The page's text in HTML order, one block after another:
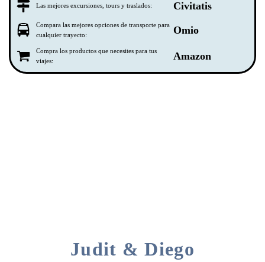
Las mejores excursiones, tours y traslados: Civitatis
Compara las mejores opciones de transporte para
cualquier trayecto:
Omio
Compra los productos que necesites para tus
viajes:
Amazon
Judit & Diego